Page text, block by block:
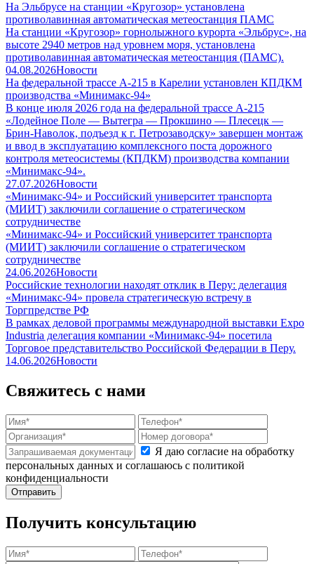
На Эльбрусе на станции «Кругозор» установлена
противолавинная автоматическая метеостанция ПАМС
На станции «Кругозор» горнолыжного курорта «Эльбрус», на
высоте 2940 метров над уровнем моря, установлена
противолавинная автоматическая метеостанция (ПАМС).
04.08.2026Новости
На федеральной трассе А-215 в Карелии установлен КПДКМ
производства «Минимакс-94»
В конце июля 2026 года на федеральной трассе А-215
«Лодейное Поле — Вытегра — Прокшино — Плесецк —
Брин-Наволок, подъезд к г. Петрозаводску» завершен монтаж
и ввод в эксплуатацию комплексного поста дорожного
контроля метеосистемы (КПДКМ) производства компании
«Минимакс-94».
27.07.2026Новости
«Минимакс-94» и Российский университет транспорта
(МИИТ) заключили соглашение о стратегическом
сотрудничестве
«Минимакс-94» и Российский университет транспорта
(МИИТ) заключили соглашение о стратегическом
сотрудничестве
24.06.2026Новости
Российские технологии находят отклик в Перу: делегация
«Минимакс-94» провела стратегическую встречу в
Торгпредстве РФ
В рамках деловой программы международной выставки Expo
Industria делегация компании «Минимакс-94» посетила
Торговое представительство Российской Федерации в Перу.
14.06.2026Новости
Свяжитесь с нами
Я даю согласие на обработку
персональных данных и соглашаюсь с политикой
конфиденциальности
Получить консультацию